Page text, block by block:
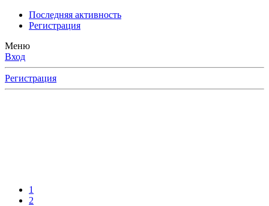
Последняя активность
Регистрация
Меню
Вход
Регистрация
1
2